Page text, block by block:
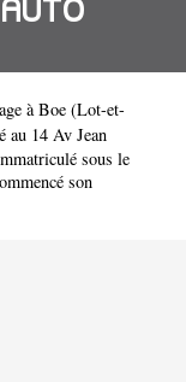
à Boe (Lot-et-
au 14 Av Jean
sous le
son